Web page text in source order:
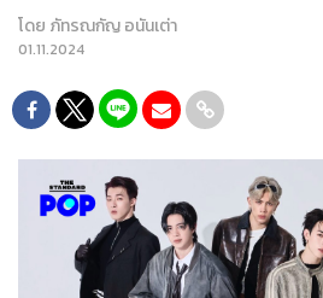
โดย ภัทรณกัญ อนันเต่า
01.11.2024